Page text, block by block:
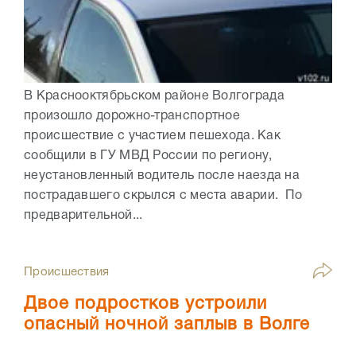
В Краснооктябрьском районе Волгограда
произошло дорожно-транспортное
происшествие с участием пешехода. Как
сообщили в ГУ МВД России по региону,
неустановленный водитель после наезда на
пострадавшего скрылся с места аварии. По
предварительной...
Происшествия
Двое подростков устроили
опасный ночной заплыв в Волге